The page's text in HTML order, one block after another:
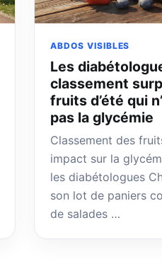
ABDOS VISIBLES
Les
classement
fruits d’été qui
pas la glycémie
Classement des
impact sur la
les diabétologues
son lot de paniers
de salades …